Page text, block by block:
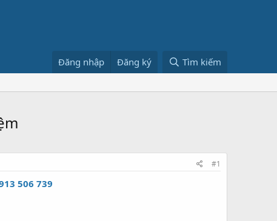
Đăng nhập Đăng ký Tìm kiếm
#1
506 739